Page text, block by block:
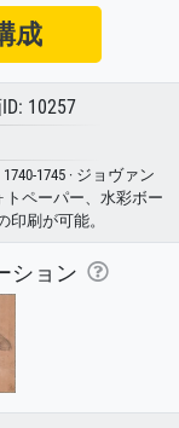
成
10257
1745 · ジョヴァン
トペーパー、水彩ボー
印刷が可能。
ション